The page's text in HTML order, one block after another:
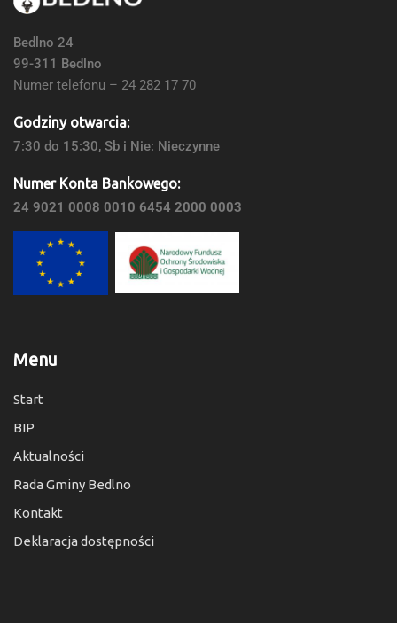
Bedlno 24
99-311 Bedlno
Numer telefonu – 24 282 17 70
Godziny otwarcia:
7:30 do 15:30, Sb i Nie: Nieczynne
Numer Konta Bankowego:
24 9021 0008 0010 6454 2000 0003
Menu
Start
BIP
Aktualności
Rada Gminy Bedlno
Kontakt
Deklaracja dostępności